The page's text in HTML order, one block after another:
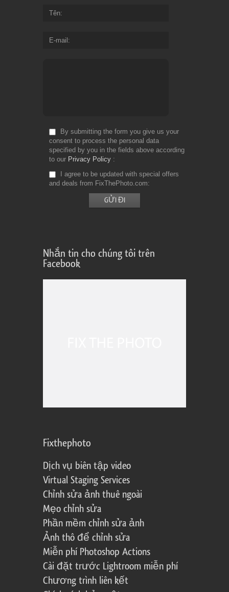
Tên
E-mail
By submitting the form you give us your
consent to process the personal data
specified by you in the fields above according
to our Privacy Policy
I agree to be updated with special offers
and deals from FixThePhoto.com
Nhắn tin cho chúng tôi trên
Facebook
Fixthephoto
Dịch vụ biên tập video
Virtual Staging Services
Chỉnh sửa ảnh thuê ngoài
Mẹo chỉnh sửa
Phần mềm chỉnh sửa ảnh
Ảnh thô để chỉnh sửa
Miễn phí Photoshop Actions
Cài đặt trước Lightroom miễn phí
Chương trình liên kết